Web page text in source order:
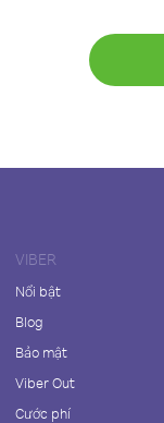
VIBER
Nổi bật
Blog
Bảo mật
Viber Out
Cước phí